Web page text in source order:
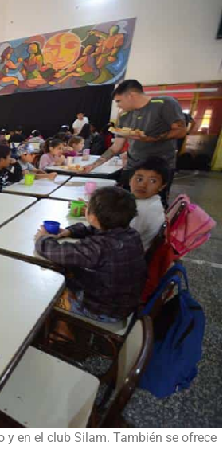
y en el club Silam. También se ofrece